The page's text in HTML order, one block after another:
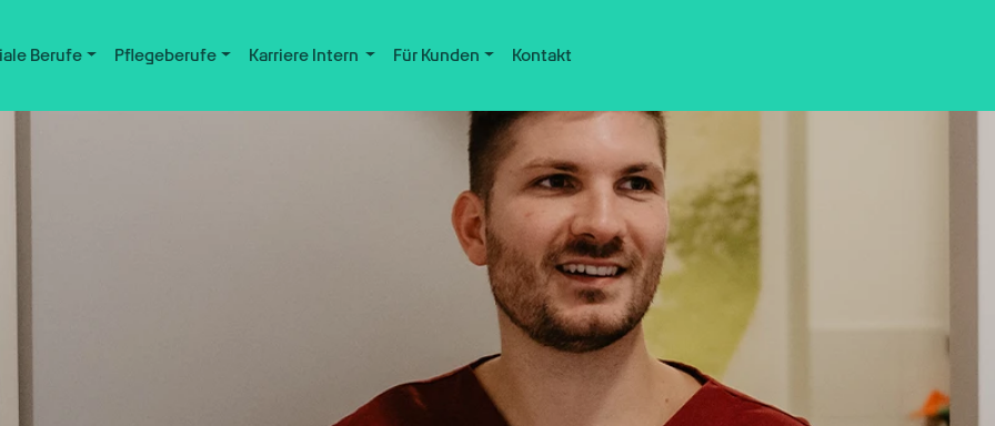
Berufe Pflegeberufe Karriere Intern Für Kunden Kontakt